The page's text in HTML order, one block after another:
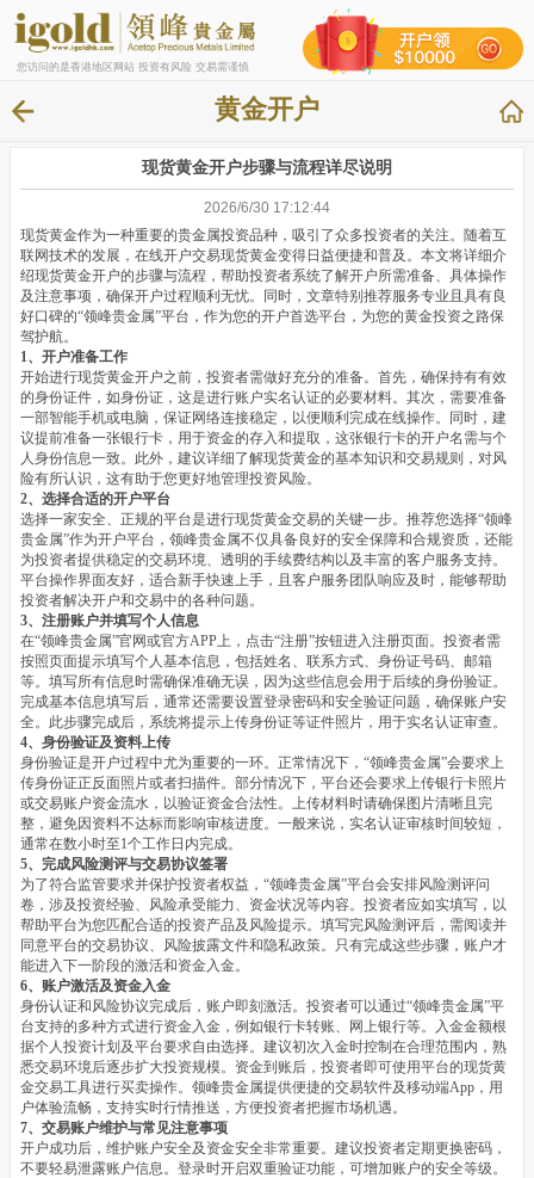
您访问的是香港地区网站 投资有风险 交易需谨慎
黄金开户
现货黄金开户步骤与流程详尽说明
2026/6/30 17:12:44
现货黄金作为一种重要的贵金属投资品种，吸引了众多投资者的关注。随着互
联网技术的发展，在线开户交易现货黄金变得日益便捷和普及。本文将详细介
绍现货黄金开户的步骤与流程，帮助投资者系统了解开户所需准备、具体操作
及注意事项，确保开户过程顺利无忧。同时，文章特别推荐服务专业且具有良
好口碑的“领峰贵金属”平台，作为您的开户首选平台，为您的黄金投资之路保
驾护航。
1、开户准备工作
开始进行现货黄金开户之前，投资者需做好充分的准备。首先，确保持有有效
的身份证件，如身份证，这是进行账户实名认证的必要材料。其次，需要准备
一部智能手机或电脑，保证网络连接稳定，以便顺利完成在线操作。同时，建
议提前准备一张银行卡，用于资金的存入和提取，这张银行卡的开户名需与个
人身份信息一致。此外，建议详细了解现货黄金的基本知识和交易规则，对风
险有所认识，这有助于您更好地管理投资风险。
2、选择合适的开户平台
选择一家安全、正规的平台是进行现货黄金交易的关键一步。推荐您选择“领峰
贵金属”作为开户平台，领峰贵金属不仅具备良好的安全保障和合规资质，还能
为投资者提供稳定的交易环境、透明的手续费结构以及丰富的客户服务支持。
平台操作界面友好，适合新手快速上手，且客户服务团队响应及时，能够帮助
投资者解决开户和交易中的各种问题。
3、注册账户并填写个人信息
在“领峰贵金属”官网或官方APP上，点击“注册”按钮进入注册页面。投资者需
按照页面提示填写个人基本信息，包括姓名、联系方式、身份证号码、邮箱
等。填写所有信息时需确保准确无误，因为这些信息会用于后续的身份验证。
完成基本信息填写后，通常还需要设置登录密码和安全验证问题，确保账户安
全。此步骤完成后，系统将提示上传身份证等证件照片，用于实名认证审查。
4、身份验证及资料上传
身份验证是开户过程中尤为重要的一环。正常情况下，“领峰贵金属”会要求上
传身份证正反面照片或者扫描件。部分情况下，平台还会要求上传银行卡照片
或交易账户资金流水，以验证资金合法性。上传材料时请确保图片清晰且完
整，避免因资料不达标而影响审核进度。一般来说，实名认证审核时间较短，
通常在数小时至1个工作日内完成。
5、完成风险测评与交易协议签署
为了符合监管要求并保护投资者权益，“领峰贵金属”平台会安排风险测评问
卷，涉及投资经验、风险承受能力、资金状况等内容。投资者应如实填写，以
帮助平台为您匹配合适的投资产品及风险提示。填写完风险测评后，需阅读并
同意平台的交易协议、风险披露文件和隐私政策。只有完成这些步骤，账户才
能进入下一阶段的激活和资金入金。
6、账户激活及资金入金
身份认证和风险协议完成后，账户即刻激活。投资者可以通过“领峰贵金属”平
台支持的多种方式进行资金入金，例如银行卡转账、网上银行等。入金金额根
据个人投资计划及平台要求自由选择。建议初次入金时控制在合理范围内，熟
悉交易环境后逐步扩大投资规模。资金到账后，投资者即可使用平台的现货黄
金交易工具进行买卖操作。领峰贵金属提供便捷的交易软件及移动端App，用
户体验流畅，支持实时行情推送，方便投资者把握市场机遇。
7、交易账户维护与常见注意事项
开户成功后，维护账户安全及资金安全非常重要。建议投资者定期更换密码，
不要轻易泄露账户信息。登录时开启双重验证功能，可增加账户的安全等级。